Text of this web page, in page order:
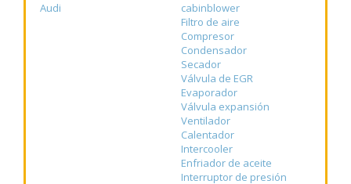
Audi
cabinblower
Filtro de aire
Compresor
Condensador
Secador
Válvula de EGR
Evaporador
Válvula expansión
Ventilador
Calentador
Intercooler
Enfriador de aceite
Interruptor de presión